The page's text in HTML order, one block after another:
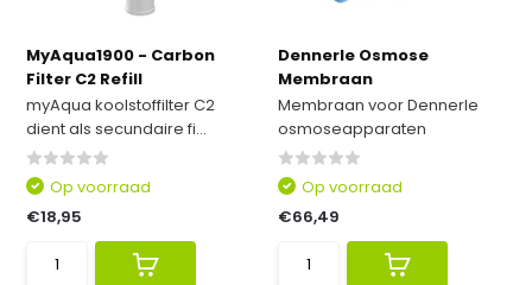
MyAqua1900 - Carbon
Filter C2 Refill
myAqua koolstoffilter C2
dient als secundaire fi...
Op voorraad
€18,95
Dennerle Osmose
Membraan
Membraan voor Dennerle
osmoseapparaten
Op voorraad
€66,49